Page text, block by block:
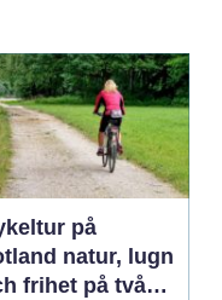
på
natur, lugn
frihet på två